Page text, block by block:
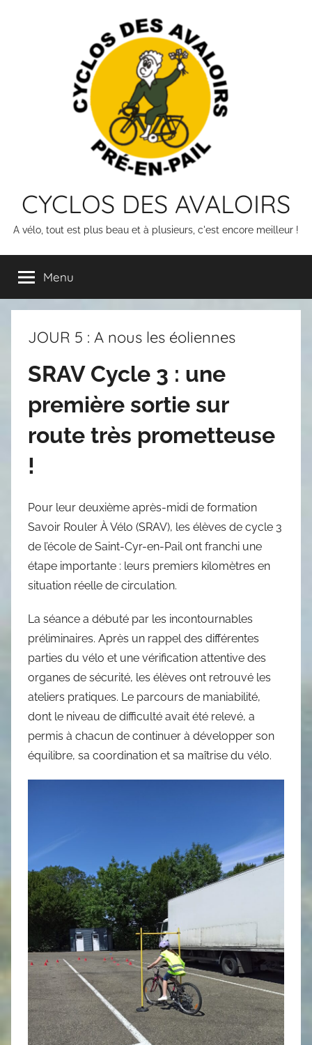
CYCLOS DES AVALOIRS
A vélo, tout est plus beau et à plusieurs, c'est encore meilleur !
Menu
JOUR 5 : A nous les éoliennes
SRAV Cycle 3 : une
première sortie sur
route très prometteuse
!
Pour leur deuxième après-midi de formation
Savoir Rouler À Vélo (SRAV), les élèves de cycle 3
de l’école de Saint-Cyr-en-Pail ont franchi une
étape importante : leurs premiers kilomètres en
situation réelle de circulation.
La séance a débuté par les incontournables
préliminaires. Après un rappel des différentes
parties du vélo et une vérification attentive des
organes de sécurité, les élèves ont retrouvé les
ateliers pratiques. Le parcours de maniabilité,
dont le niveau de difficulté avait été relevé, a
permis à chacun de continuer à développer son
équilibre, sa coordination et sa maîtrise du vélo.